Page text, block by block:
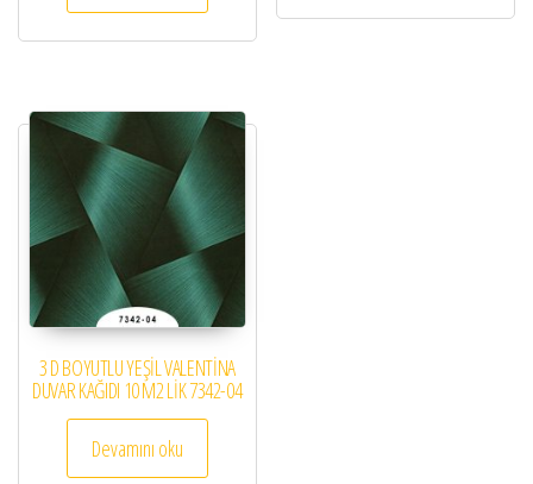
3 D BOYUTLU YEŞİL VALENTİNA
DUVAR KAĞIDI 10 M2 LİK 7342-04
Devamını oku